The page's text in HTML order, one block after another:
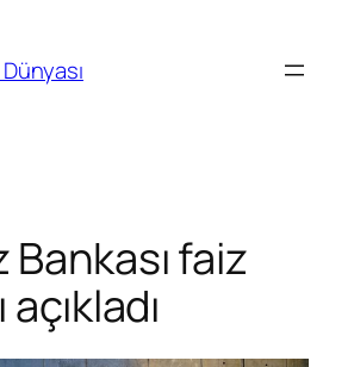
faiz
açıkladı